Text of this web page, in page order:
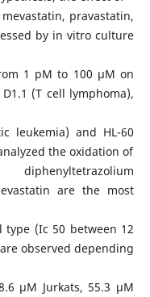
pravastatin,
by in vitro culture
1 pM to 100 μM on
(T cell lymphoma),
leukemia) and HL-60
the oxidation of
diphenyltetrazolium
are the most
(Ic 50 between 12
observed depending
μM Jurkats, 55.3 μM